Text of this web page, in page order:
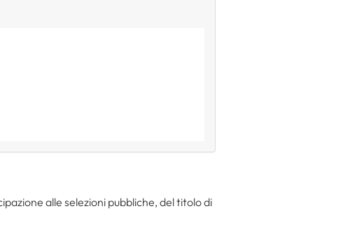
alle selezioni pubbliche, del titolo di